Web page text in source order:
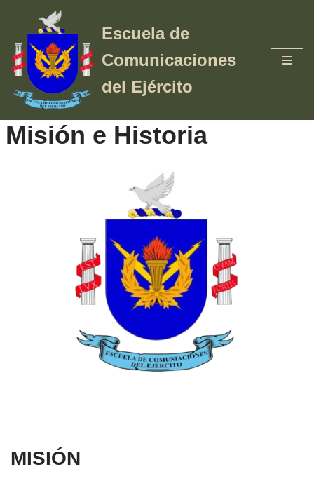
Saltar
al
contenido
Escuela de
Comunicaciones
del Ejército
Misión e Historia
MISIÓN